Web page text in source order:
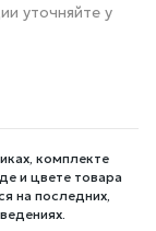
уточняйте у
комплекте
и цвете товара
на последних,